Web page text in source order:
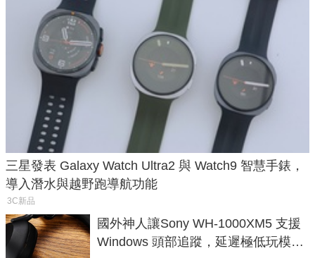
三星發表 Galaxy Watch Ultra2 與 Watch9 智慧手錶，
導入潛水與越野跑導航功能
3C新品
國外神人讓Sony WH-1000XM5 支援
Windows 頭部追蹤，延遲極低玩模擬